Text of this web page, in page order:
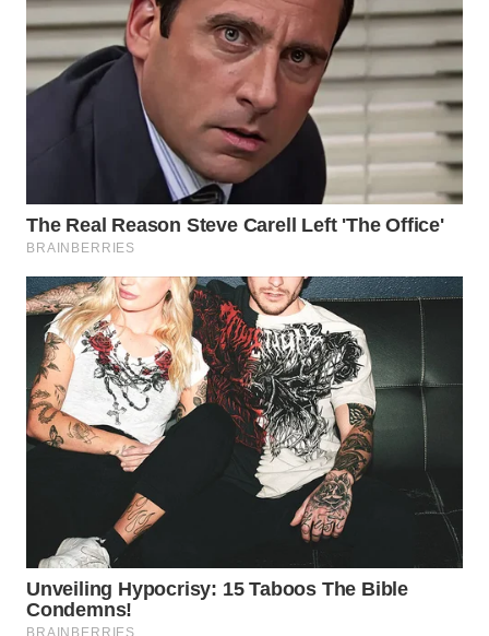
SUMEDANG
WN
CIANJUR
SERIBU
TANGERANG
WN
BINJAI
WN
CIREBON
INDRAMAYU
WN
KUNINGAN